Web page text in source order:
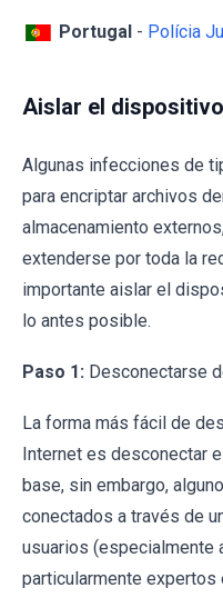
Portugal - Polícia
Aislar el
Algunas infecciones de
para encriptar archivos
almacenamiento
extenderse por toda la
importante aislar el
lo antes posible.
Paso 1: Desconectarse
La forma más fácil de
Internet es desconectar
base, sin embargo,
conectados a través de
usuarios (especialmente
particularmente